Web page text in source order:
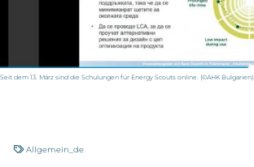
Seit dem 13. März sind die Schulungen für Energy Scouts online. (©AHK Bulgarien)
Allgemein_de